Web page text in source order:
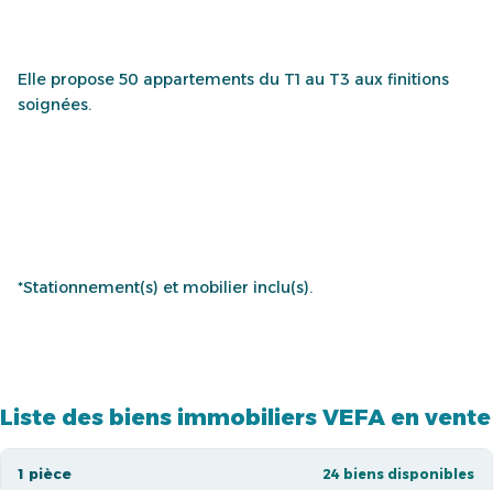
Elle propose 50 appartements du T1 au T3 aux finitions
soignées.
*Stationnement(s) et mobilier inclu(s).
Liste des biens immobiliers VEFA en vente
1 pièce 24 biens disponibles